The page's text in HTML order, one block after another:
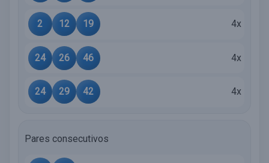
2 12 19 4x
24 26 46 4x
24 29 42 4x
Pares consecutivos